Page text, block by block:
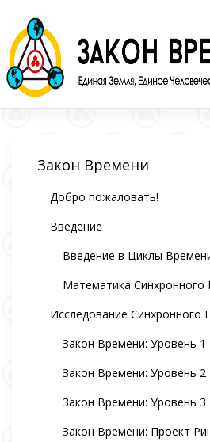
content
Закон Времени
Добро пожаловать!
Введение
Введение в Циклы
Математика Синхронного
Исследование Синхронного
Закон Времени: Уровень 1
Закон Времени: Уровень 2
Закон Времени: Уровень 3
Закон Времени: Проект